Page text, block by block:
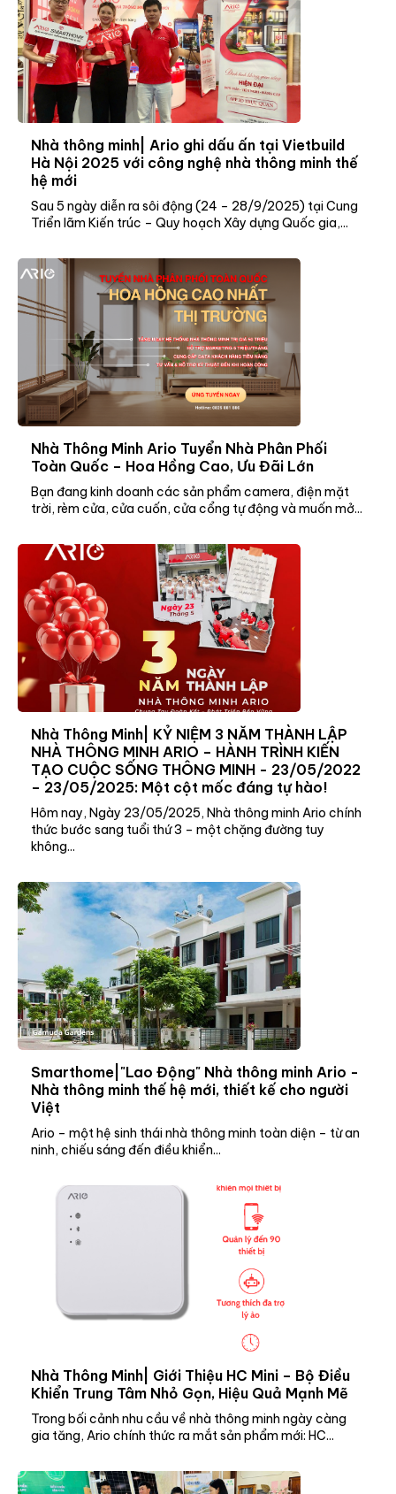
Nhà thông minh| Ario ghi dấu ấn tại Vietbuild
Hà Nội 2025 với công nghệ nhà thông minh thế
hệ mới
Sau 5 ngày diễn ra sôi động (24 – 28/9/2025) tại Cung
Triển lãm Kiến trúc – Quy hoạch Xây dựng Quốc gia,...
Nhà Thông Minh Ario Tuyển Nhà Phân Phối
Toàn Quốc – Hoa Hồng Cao, Ưu Đãi Lớn
Bạn đang kinh doanh các sản phẩm camera, điện mặt
trời, rèm cửa, cửa cuốn, cửa cổng tự động và muốn mở...
Nhà Thông Minh| KỶ NIỆM 3 NĂM THÀNH LẬP
NHÀ THÔNG MINH ARIO – HÀNH TRÌNH KIẾN
TẠO CUỘC SỐNG THÔNG MINH - 23/05/2022
– 23/05/2025: Một cột mốc đáng tự hào!
Hôm nay, Ngày 23/05/2025, Nhà thông minh Ario chính
thức bước sang tuổi thứ 3 – một chặng đường tuy
không...
Smarthome|"Lao Động" Nhà thông minh Ario -
Nhà thông minh thế hệ mới, thiết kế cho người
Việt
Ario – một hệ sinh thái nhà thông minh toàn diện – từ an
ninh, chiếu sáng đến điều khiển...
Nhà Thông Minh| Giới Thiệu HC Mini – Bộ Điều
Khiển Trung Tâm Nhỏ Gọn, Hiệu Quả Mạnh Mẽ
Trong bối cảnh nhu cầu về nhà thông minh ngày càng
gia tăng, Ario chính thức ra mắt sản phẩm mới: HC...